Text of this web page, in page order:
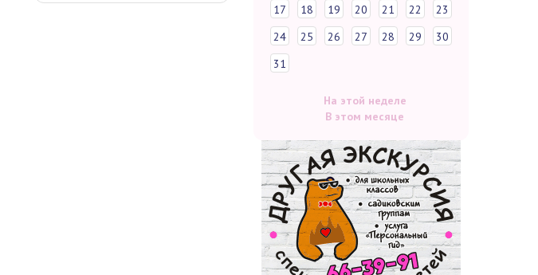
17
18 19 20 21 22
23
24
25 26 27 28 29
30
31
На этой неделе
В этом месяце